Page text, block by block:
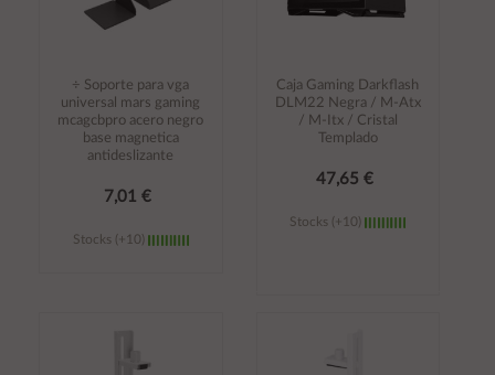
÷ Soporte para vga
universal mars gaming
mcagcbpro acero negro
base magnetica
antideslizante
7,01 €
Stocks (+10)
Caja Gaming Darkflash
DLM22 Negra / M-Atx
/ M-Itx / Cristal
Templado
47,65 €
Stocks (+10)